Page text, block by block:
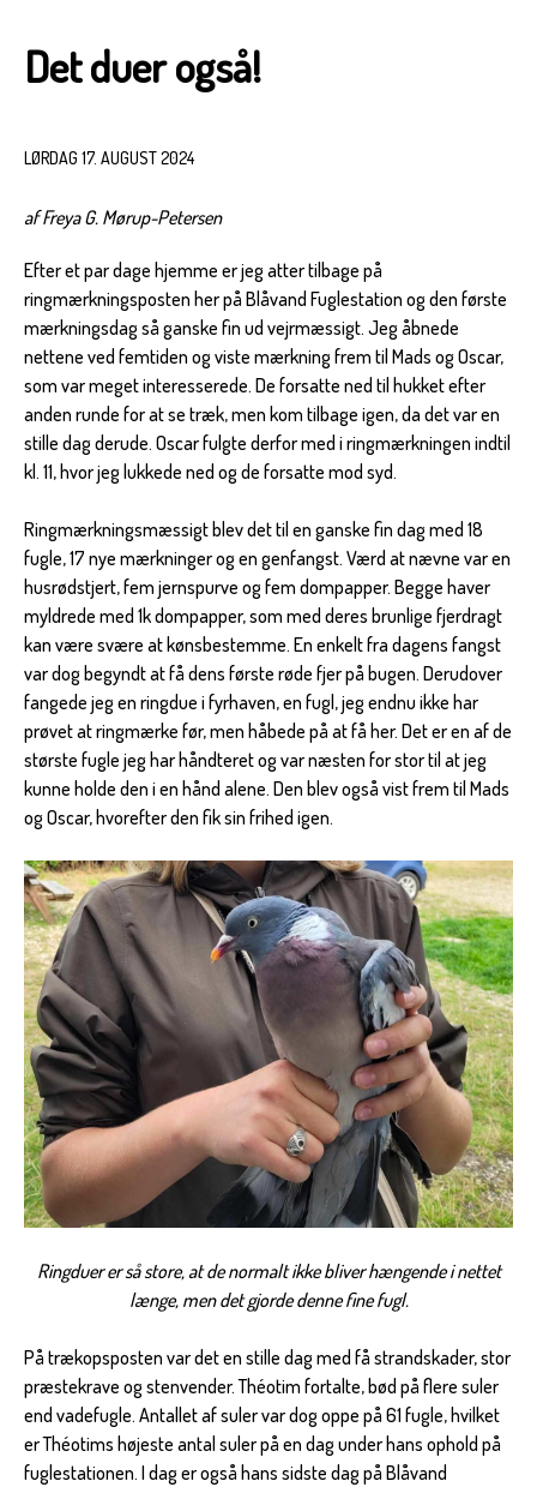
Det duer også!
LØRDAG 17. AUGUST 2024
af Freya G. Mørup-Petersen
Efter et par dage hjemme er jeg atter tilbage på
ringmærkningsposten her på Blåvand Fuglestation og den første
mærkningsdag så ganske fin ud vejrmæssigt. Jeg åbnede
nettene ved femtiden og viste mærkning frem til Mads og Oscar,
som var meget interesserede. De forsatte ned til hukket efter
anden runde for at se træk, men kom tilbage igen, da det var en
stille dag derude. Oscar fulgte derfor med i ringmærkningen indtil
kl. 11, hvor jeg lukkede ned og de forsatte mod syd.
Ringmærkningsmæssigt blev det til en ganske fin dag med 18
fugle, 17 nye mærkninger og en genfangst. Værd at nævne var en
husrødstjert, fem jernspurve og fem dompapper. Begge haver
myldrede med 1k dompapper, som med deres brunlige fjerdragt
kan være svære at kønsbestemme. En enkelt fra dagens fangst
var dog begyndt at få dens første røde fjer på bugen. Derudover
fangede jeg en ringdue i fyrhaven, en fugl, jeg endnu ikke har
prøvet at ringmærke før, men håbede på at få her. Det er en af de
største fugle jeg har håndteret og var næsten for stor til at jeg
kunne holde den i en hånd alene. Den blev også vist frem til Mads
og Oscar, hvorefter den fik sin frihed igen.
Ringduer er så store, at de normalt ikke bliver hængende i nettet
længe, men det gjorde denne fine fugl.
På trækopsposten var det en stille dag med få strandskader, stor
præstekrave og stenvender. Théotim fortalte, bød på flere suler
end vadefugle. Antallet af suler var dog oppe på 61 fugle, hvilket
er Théotims højeste antal suler på en dag under hans ophold på
fuglestationen. I dag er også hans sidste dag på Blåvand